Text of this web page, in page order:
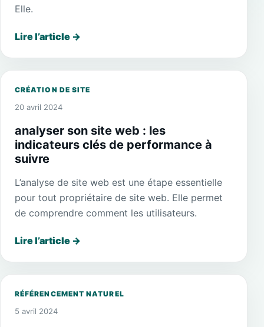
Elle.
Lire l’article →
CRÉATION DE SITE
20 avril 2024
analyser son site web : les
indicateurs clés de performance à
suivre
L’analyse de site web est une étape essentielle
pour tout propriétaire de site web. Elle permet
de comprendre comment les utilisateurs.
Lire l’article →
RÉFÉRENCEMENT NATUREL
5 avril 2024